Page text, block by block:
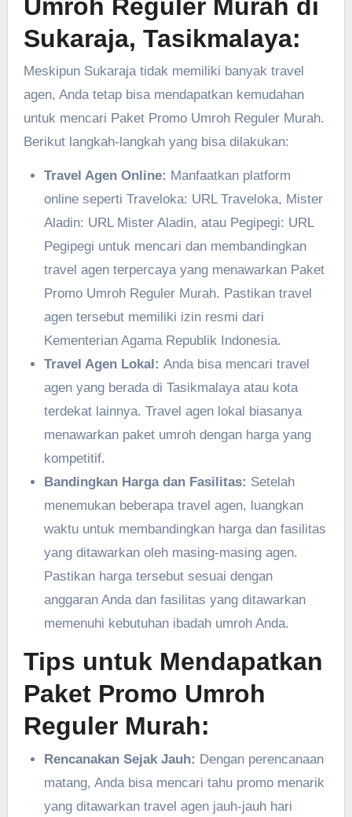
Umroh Reguler Murah di
Sukaraja, Tasikmalaya:
Meskipun Sukaraja tidak memiliki banyak travel
agen, Anda tetap bisa mendapatkan kemudahan
untuk mencari Paket Promo Umroh Reguler Murah.
Berikut langkah-langkah yang bisa dilakukan:
Travel Agen Online: Manfaatkan platform
online seperti Traveloka: URL Traveloka, Mister
Aladin: URL Mister Aladin, atau Pegipegi: URL
Pegipegi untuk mencari dan membandingkan
travel agen terpercaya yang menawarkan Paket
Promo Umroh Reguler Murah. Pastikan travel
agen tersebut memiliki izin resmi dari
Kementerian Agama Republik Indonesia.
Travel Agen Lokal: Anda bisa mencari travel
agen yang berada di Tasikmalaya atau kota
terdekat lainnya. Travel agen lokal biasanya
menawarkan paket umroh dengan harga yang
kompetitif.
Bandingkan Harga dan Fasilitas: Setelah
menemukan beberapa travel agen, luangkan
waktu untuk membandingkan harga dan fasilitas
yang ditawarkan oleh masing-masing agen.
Pastikan harga tersebut sesuai dengan
anggaran Anda dan fasilitas yang ditawarkan
memenuhi kebutuhan ibadah umroh Anda.
Tips untuk Mendapatkan
Paket Promo Umroh
Reguler Murah:
Rencanakan Sejak Jauh: Dengan perencanaan
matang, Anda bisa mencari tahu promo menarik
yang ditawarkan travel agen jauh-jauh hari